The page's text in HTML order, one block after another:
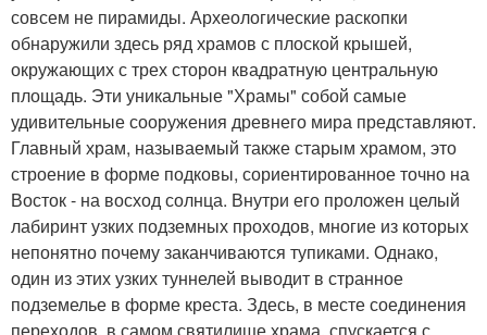
совсем не пирамиды. Археологические раскопки
обнаружили здесь ряд храмов с плоской крышей,
окружающих с трех сторон квадратную центральную
площадь. Эти уникальные "Храмы" собой самые
удивительные сооружения древнего мира представляют.
Главный храм, называемый также старым храмом, это
строение в форме подковы, сориентированное точно на
Восток - на восход солнца. Внутри его проложен целый
лабиринт узких подземных проходов, многие из которых
непонятно почему заканчиваются тупиками. Однако,
один из этих узких туннелей выводит в странное
подземелье в форме креста. Здесь, в месте соединения
переходов, в самом святилище храма, спускается с